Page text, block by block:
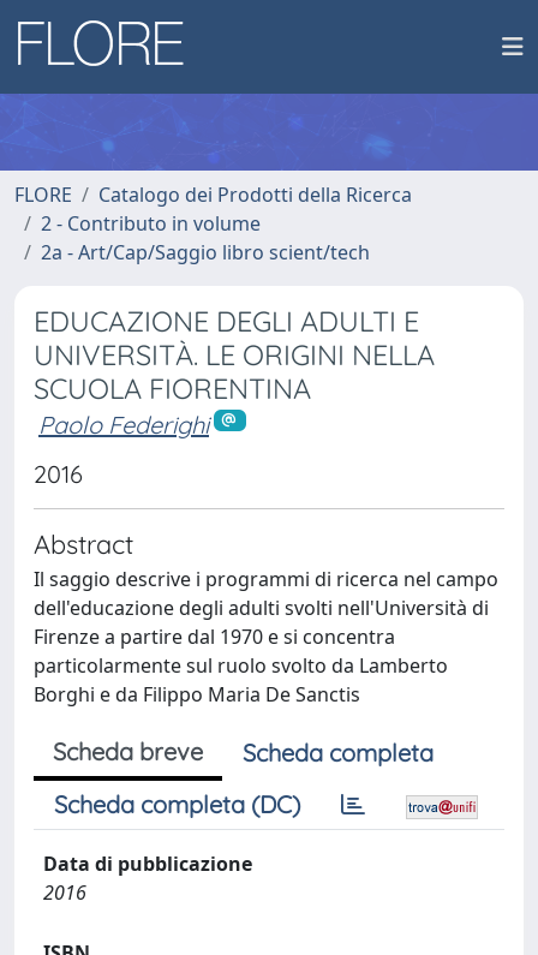
FLORE
Catalogo dei Prodotti della Ricerca
2 - Contributo in volume
2a - Art/Cap/Saggio libro scient/tech
EDUCAZIONE DEGLI ADULTI E
UNIVERSITÀ. LE ORIGINI NELLA
SCUOLA FIORENTINA
Paolo Federighi
2016
Abstract
Il saggio descrive i programmi di ricerca nel campo
dell'educazione degli adulti svolti nell'Università di
Firenze a partire dal 1970 e si concentra
particolarmente sul ruolo svolto da Lamberto
Borghi e da Filippo Maria De Sanctis
Scheda breve
Scheda completa
Scheda completa (DC)
Data di pubblicazione
2016